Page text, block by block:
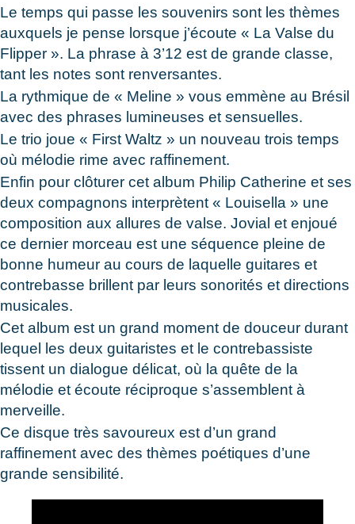
Le temps qui passe les souvenirs sont les thèmes
auxquels je pense lorsque j’écoute « La Valse du
Flipper ». La phrase à 3’12 est de grande classe,
tant les notes sont renversantes.
La rythmique de « Meline » vous emmène au Brésil
avec des phrases lumineuses et sensuelles.
Le trio joue « First Waltz » un nouveau trois temps
où mélodie rime avec raffinement.
Enfin pour clôturer cet album Philip Catherine et ses
deux compagnons interprètent « Louisella » une
composition aux allures de valse. Jovial et enjoué
ce dernier morceau est une séquence pleine de
bonne humeur au cours de laquelle guitares et
contrebasse brillent par leurs sonorités et directions
musicales.
Cet album est un grand moment de douceur durant
lequel les deux guitaristes et le contrebassiste
tissent un dialogue délicat, où la quête de la
mélodie et écoute réciproque s’assemblent à
merveille.
Ce disque très savoureux est d’un grand
raffinement avec des thèmes poétiques d’une
grande sensibilité.